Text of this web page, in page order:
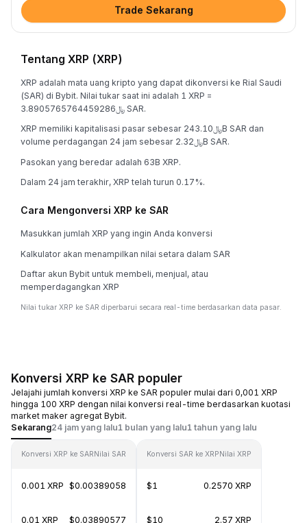
Trade Sekarang
Tentang XRP (XRP)
XRP adalah mata uang kripto yang dapat dikonversi ke Rial Saudi
(SAR) di Bybit. Nilai tukar saat ini adalah 1 XRP =
﷼3.8905765764459286 SAR.
XRP memiliki kapitalisasi pasar sebesar ﷼243.10B SAR dan
volume perdagangan 24 jam sebesar ﷼2.32B SAR.
Pasokan yang beredar adalah 63B XRP.
Dalam 24 jam terakhir, XRP telah turun 0.17%.
Cara Mengonversi XRP ke SAR
Masukkan jumlah XRP yang ingin Anda konversi
Kalkulator akan menampilkan nilai setara dalam SAR
Daftar akun Bybit untuk membeli, menjual, atau
memperdagangkan XRP
Nilai tukar XRP ke SAR diperbarui secara real-time berdasarkan data pasar.
Konversi XRP ke SAR populer
Jelajahi jumlah konversi XRP ke SAR populer mulai dari 0,001 XRP
hingga 100 XRP dengan nilai konversi real-time berdasarkan kuotasi
market maker agregat Bybit.
Sekarang24 jam yang lalu1 bulan yang lalu1 tahun yang lalu
Konversi XRP ke SARNilai SAR
0.001 XRP $0.00389058
0.01 XRP $0.03890577
Konversi SAR ke XRPNilai XRP
$1 0.2570 XRP
$10 2.57 XRP